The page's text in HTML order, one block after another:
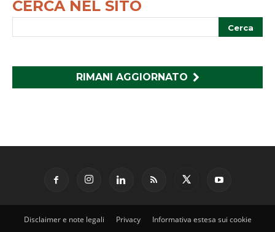
CERCA NEL SITO
RIMANI AGGIORNATO
Disclaimer e note legali Privacy Informativa estesa sui cookie